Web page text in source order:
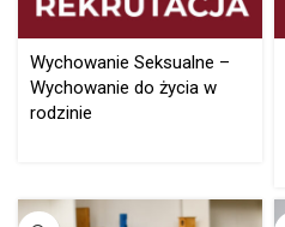
Wychowanie Seksualne –
Wychowanie do życia w
rodzinie